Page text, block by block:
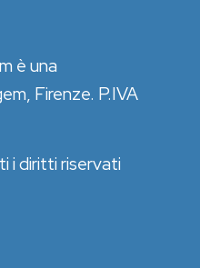
è una
Firenze. P.IVA
i diritti riservati